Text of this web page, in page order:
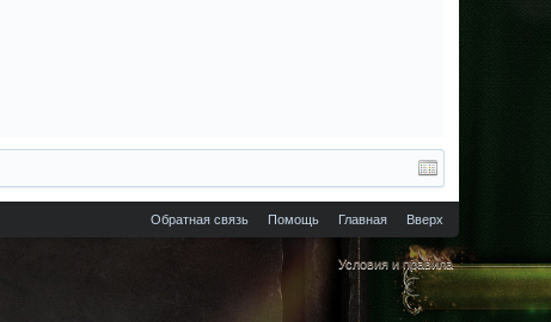
Обратная связь Помощь Главная Вверх
Условия и правила